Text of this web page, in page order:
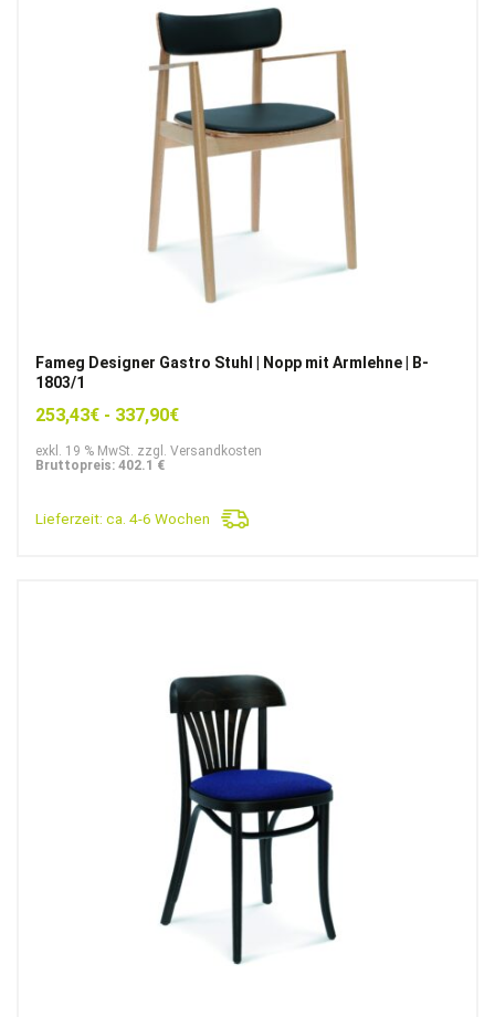
Fameg Designer Gastro Stuhl | Nopp mit Armlehne | B-
1803/1
253,43€ - 337,90€
exkl. 19 % MwSt. zzgl. Versandkosten
Bruttopreis: 402.1 €
Lieferzeit: ca. 4-6 Wochen